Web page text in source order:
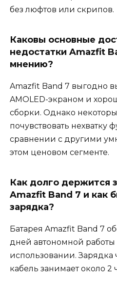
без люфтов или скрипов.
Каковы основные
недостатки Amazfit
мнению?
Amazfit Band 7 выгодно
AMOLED-экраном и
сборки. Однако
почувствовать нехватку
сравнении с другими
этом ценовом сегменте.
Как долго держится
Amazfit Band 7 и как
зарядка?
Батарея Amazfit Band 7
дней автономной
использовании. Зарядка
кабель занимает около 2